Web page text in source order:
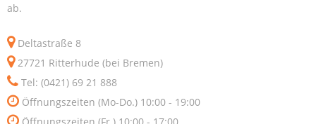
ab.
Deltastraße 8
27721 Ritterhude (bei Bremen)
Tel: (0421) 69 21 888
Öffnungszeiten (Mo-Do.) 10:00 - 19:00